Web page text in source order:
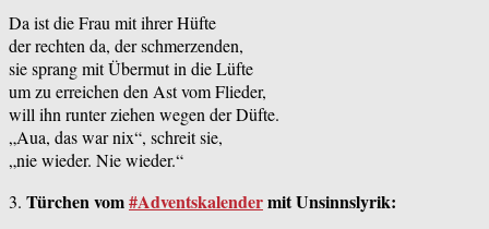
Da ist die Frau mit ihrer Hüfte
der rechten da, der schmerzenden,
sie sprang mit Übermut in die Lüfte
um zu erreichen den Ast vom Flieder,
will ihn runter ziehen wegen der Düfte.
„Aua, das war nix“, schreit sie,
„nie wieder. Nie wieder.“
3. Türchen vom#Adventskalendermit Unsinnslyrik: